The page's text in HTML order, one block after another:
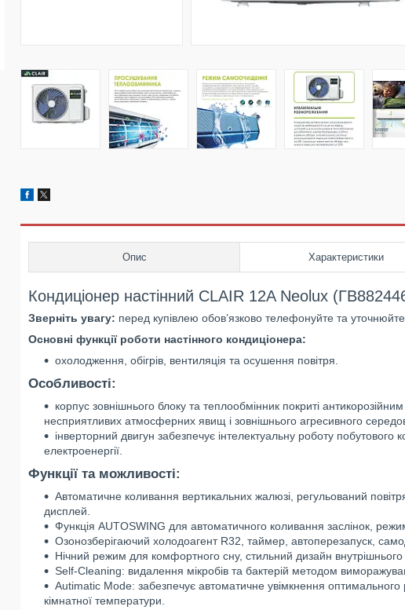
Опис Характеристики
Кондиціонер настінний CLAIR 12A Neolux
Зверніть увагу: перед купівлею обов’язково телефонуйте та уточнюйте
Основні функції роботи настінного кондиціонера:
охолодження, обігрів, вентиляція та осушення повітря.
Особливості:
корпус зовнішнього блоку та теплообмінник покриті
несприятливих атмосферних явищ і зовнішнього агресивного
інверторний двигун забезпечує інтелектуальну роботу побутового
електроенергії.
Функції та можливості:
Автоматичне коливання вертикальних жалюзі, регульований
дисплей.
Функція AUTOSWING для автоматичного коливання заслінок,
Озонозберігаючий холодоагент R32, таймер, автоперезапуск,
Нічний режим для комфортного сну, стильний дизайн внутрішнього
Self-Cleaning: видалення мікробів та бактерій методом
Autimatic Mode: забезпечує автоматичне увімкнення
кімнатної температури.